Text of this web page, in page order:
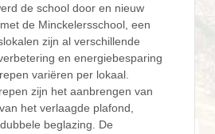
de school door en nieuw
de Minckelersschool, een
zijn al verschillende
en energiebesparing
variëren per lokaal.
zijn het aanbrengen van
het verlaagde plafond,
beglazing. De